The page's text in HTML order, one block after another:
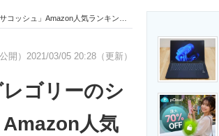
経営リーダーのコミュニティ
製造業のIT導入・活用を支援
人気ランキングTOP10！（3/2 13:44）
開） 2021/03/05 20:28（更新）
ゴリーのシ
人気